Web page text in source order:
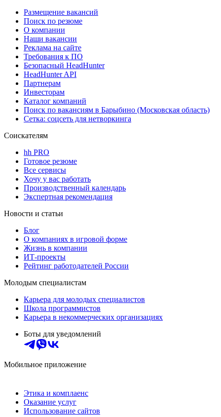
Размещение вакансий
Поиск по резюме
О компании
Наши вакансии
Реклама на сайте
Требования к ПО
Безопасный HeadHunter
HeadHunter API
Партнерам
Инвесторам
Каталог компаний
Поиск по вакансиям в Барыбино (Московская область)
Сетка: соцсеть для нетворкинга
Соискателям
hh PRO
Готовое резюме
Все сервисы
Хочу у вас работать
Производственный календарь
Экспертная рекомендация
Новости и статьи
Блог
О компаниях в игровой форме
Жизнь в компании
ИТ-проекты
Рейтинг работодателей России
Молодым специалистам
Карьера для молодых специалистов
Школа программистов
Карьера в некоммерческих организациях
Боты для уведомлений
Мобильное приложение
Этика и комплаенс
Оказание услуг
Использование сайтов